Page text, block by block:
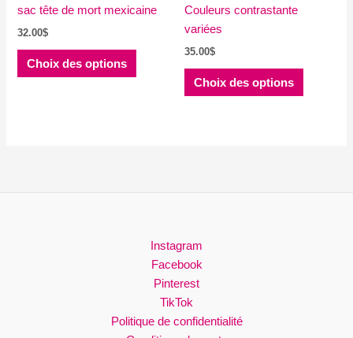
sac tête de mort mexicaine
32.00$
Choix des options
Ce
sur
page
produit
Couleurs contrastante
variées
35.00$
Choix des options
Ce
Instagram
Facebook
Pinterest
TikTok
Politique de confidentialité